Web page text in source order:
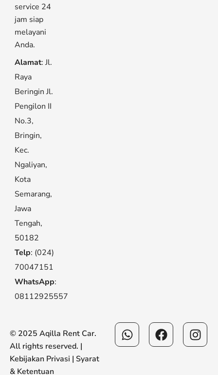
service 24
jam siap
melayani
Anda.
Alamat: Jl.
Raya
Beringin Jl.
Pengilon II
No.3,
Bringin,
Kec.
Ngaliyan,
Kota
Semarang,
Jawa
Tengah,
50182
Telp: (024)
70047151
WhatsApp:
08112925557
© 2025 Aqilla Rent Car.
All rights reserved. |
Kebijakan Privasi | Syarat
& Ketentuan
WhatsappFacebook